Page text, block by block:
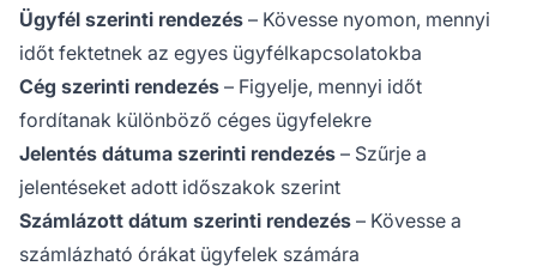
Ügyfél szerinti rendezés – Kövesse nyomon, mennyi
időt fektetnek az egyes ügyfélkapcsolatokba
Cég szerinti rendezés – Figyelje, mennyi időt
fordítanak különböző céges ügyfelekre
Jelentés dátuma szerinti rendezés – Szűrje a
jelentéseket adott időszakok szerint
Számlázott dátum szerinti rendezés – Kövesse a
számlázható órákat ügyfelek számára